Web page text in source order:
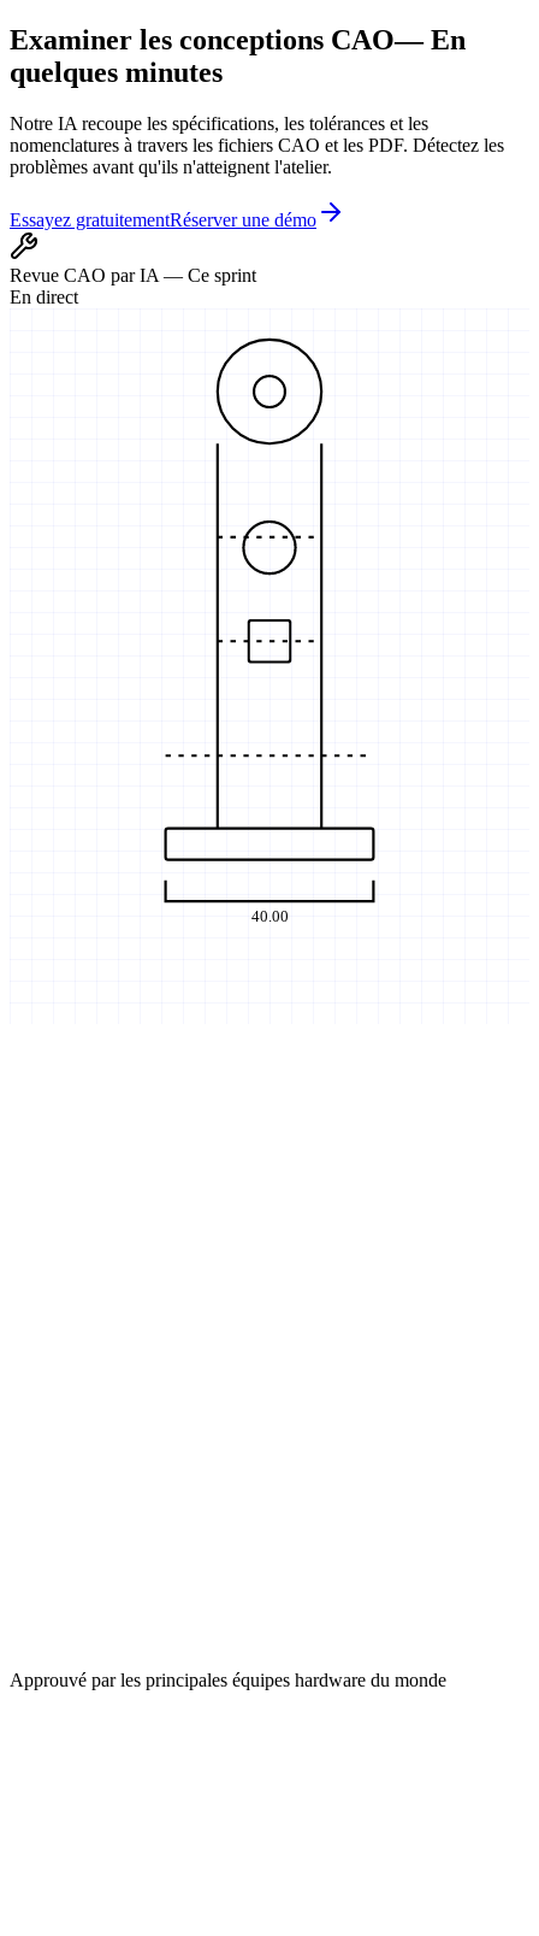
Examiner les conceptions CAO— En
quelques minutes
Notre IA recoupe les spécifications, les tolérances et les
nomenclatures à travers les fichiers CAO et les PDF. Détectez les
problèmes avant qu'ils n'atteignent l'atelier.
Essayez gratuitementRéserver une démo
Revue CAO par IA — Ce sprint
En direct
40.00
Approuvé par les principales équipes hardware du monde